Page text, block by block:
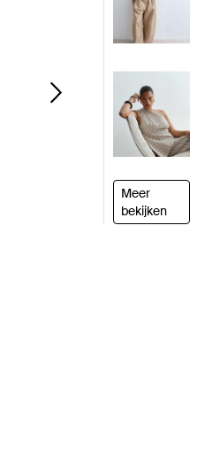
Meer
bekijken